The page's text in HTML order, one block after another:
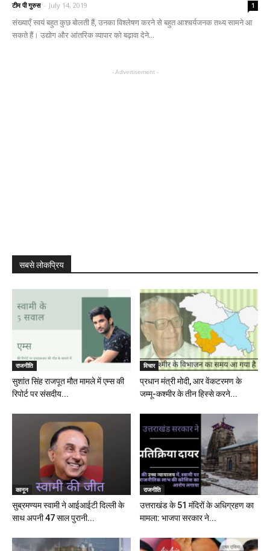
टीम पी गुरुस - July 14, 2019 1
संख्याएँ स्वयं बहुत कुछ बोलती हैं, उनका विश्लेषण करने से बहुत आश्चर्यजनक तथ्य सामने आ
सकते हैं। उद्योग और आंतरिक व्यापार को बढ़ावा देने...
- Advertisement -
सबसे लोकप्रिय
राजनीति
सुशांत सिंह राजपूत मौत मामले में एम्स की
रिपोर्ट पर संसदीय...
विचार
प्रधान मंत्री मोदी, आर वेंकटरमण के
जम्मू-कश्मीर के तीन हिस्से करने...
कानून
सुब्रमण्यम स्वामी ने आईआईटी दिल्ली के
साथ अपनी 47 साल पुरानी...
राजनीति
उत्तराखंड के 51 मंदिरों के अधिग्रहण का
मामला: भाजपा सरकार ने...